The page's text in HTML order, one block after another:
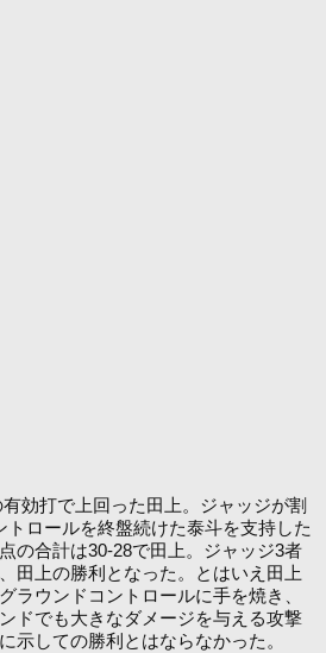
効打で上回った田上。ジャッジが割
トロールを終盤続けた泰斗を支持した
の合計は30-28で田上。ジャッジ3者
田上の勝利となった。とはいえ田上
ラウンドコントロールに手を焼き、
ドでも大きなダメージを与える攻撃
示しての勝利とはならなかった。